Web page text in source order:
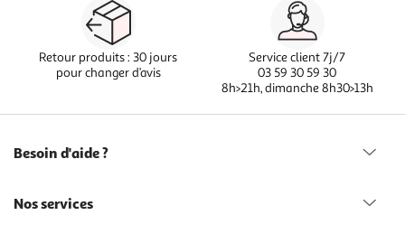
Retour produits : 30 jours
pour changer d’avis
Service client 7j/7
03 59 30 59 30
8h>21h, dimanche 8h30>13h
Besoin d'aide ?
Nos services